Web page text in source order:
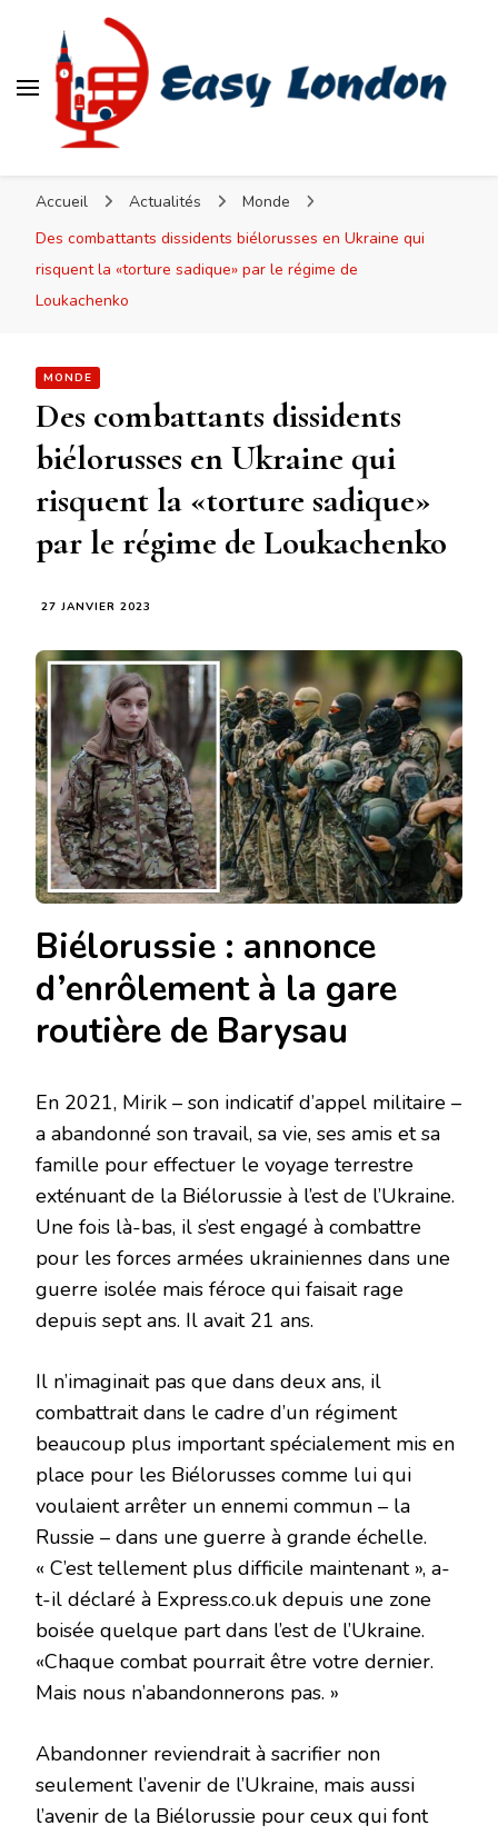
Accueil Actualités
Monde
Des combattants dissidents biélorusses en Ukraine qui
risquent la «torture sadique» par le régime de
Loukachenko
MONDE
Des combattants dissidents
biélorusses en Ukraine qui
risquent la «torture sadique»
par le régime de Loukachenko
27 JANVIER 2023
Biélorussie : annonce
d’enrôlement à la gare
routière de Barysau
En 2021, Mirik – son indicatif d’appel militaire –
a abandonné son travail, sa vie, ses amis et sa
famille pour effectuer le voyage terrestre
exténuant de la Biélorussie à l’est de l’Ukraine.
Une fois là-bas, il s’est engagé à combattre
pour les forces armées ukrainiennes dans une
guerre isolée mais féroce qui faisait rage
depuis sept ans. Il avait 21 ans.
Il n’imaginait pas que dans deux ans, il
combattrait dans le cadre d’un régiment
beaucoup plus important spécialement mis en
place pour les Biélorusses comme lui qui
voulaient arrêter un ennemi commun – la
Russie – dans une guerre à grande échelle.
« C’est tellement plus difficile maintenant », a-
t-il déclaré à Express.co.uk depuis une zone
boisée quelque part dans l’est de l’Ukraine.
«Chaque combat pourrait être votre dernier.
Mais nous n’abandonnerons pas. »
Abandonner reviendrait à sacrifier non
seulement l’avenir de l’Ukraine, mais aussi
l’avenir de la Biélorussie pour ceux qui font